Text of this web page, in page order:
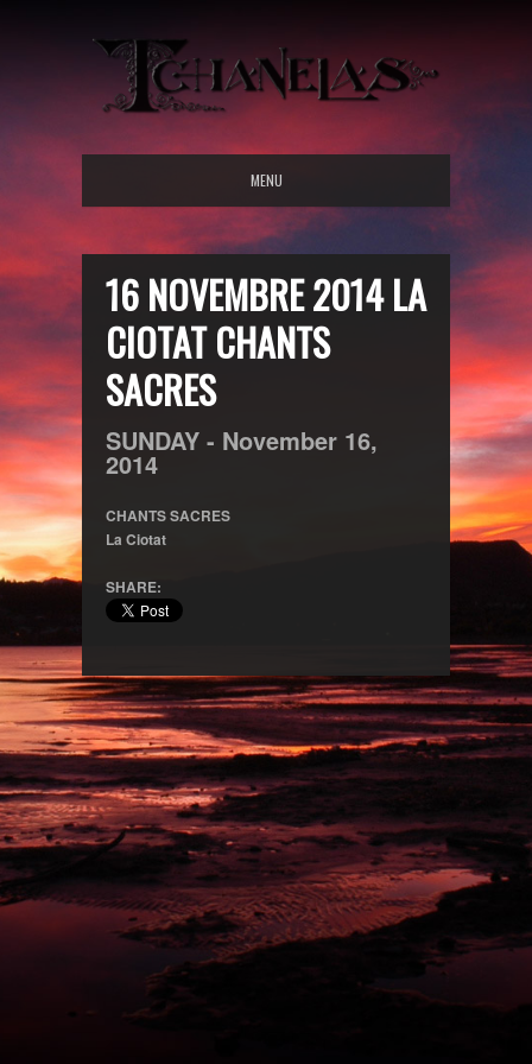
MENU
16 NOVEMBRE 2014 LA
CIOTAT CHANTS
SACRES
SUNDAY - November 16,
2014
CHANTS SACRES
La Ciotat
SHARE: